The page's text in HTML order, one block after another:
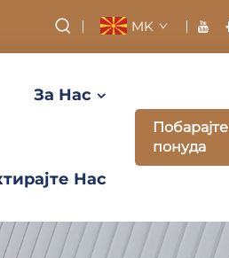
MK
За Нас
Нас
Побарајте
понуда